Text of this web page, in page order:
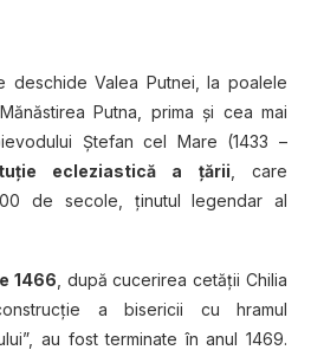
Valea Putnei, la poalele
Putna, prima şi cea mai
Ştefan cel Mare (1433 –
ecleziastică a ţării , care
de secole, ţinutul legendar al
1466 , după cucerirea cetăţii Chilia
a bisericii cu hramul
au fost terminate în anul 1469.